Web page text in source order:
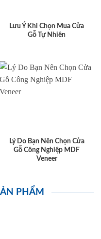
Lưu Ý Khi Chọn Mua Cửa
Gỗ Tự Nhiên
Lý Do Bạn Nên Chọn Cửa
Gỗ Công Nghiệp MDF
Veneer
PHẨM